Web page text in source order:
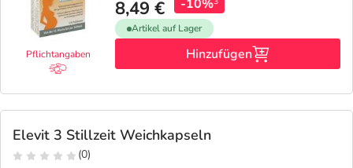
Pflichtangaben
8,49 € -10%
Artikel auf Lager
Hinzufügen
Elevit 3 Stillzeit Weichkapseln
(0)